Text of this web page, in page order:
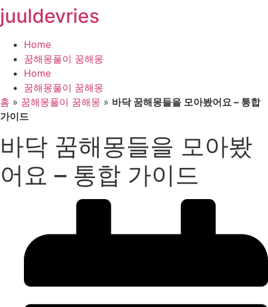
콘
텐
뛰
기
juuldevries
Home
꿈해몽풀이 꿈해몽
Home
꿈해몽풀이 꿈해몽
홈 » 꿈해몽풀이 꿈해몽 » 바닥 꿈해몽들을 모아봤어요 – 통합
가이드
바닥 꿈해몽들을 모아봤
어요 – 통합 가이드